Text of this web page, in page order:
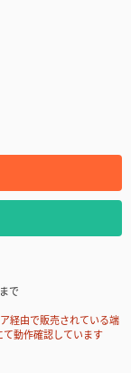
で
経由で販売されている端
て動作確認しています